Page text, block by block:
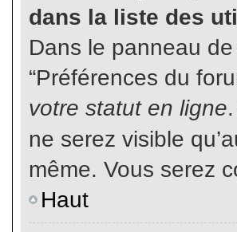
dans la liste des
Dans le panneau
“Préférences du
votre statut en ligne
ne serez visible
même. Vous serez
Haut